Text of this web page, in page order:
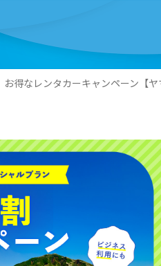
得なレンタカーキャンペーン【ヤ